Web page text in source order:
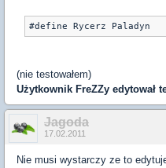
(nie testowałem)
Użytkownik FreZZy edytował
Jagoda
17.02.2011
Nie musi wystarczy ze to